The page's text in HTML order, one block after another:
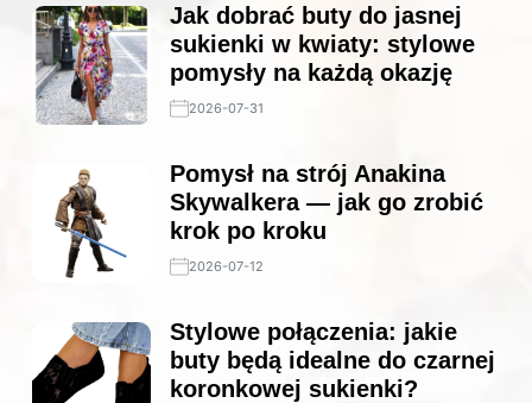
Jak dobrać buty do jasnej
sukienki w kwiaty: stylowe
pomysły na każdą okazję
2026-07-31
Pomysł na strój Anakina
Skywalkera — jak go zrobić
krok po kroku
2026-07-12
Stylowe połączenia: jakie
buty będą idealne do czarnej
koronkowej sukienki?